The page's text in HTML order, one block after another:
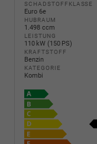
SCHADSTOFFKLASSE
Euro 6e
HUBRAUM
1.498 ccm
LEISTUNG
110 kW (150 PS)
KRAFTSTOFF
Benzin
KATEGORIE
Kombi